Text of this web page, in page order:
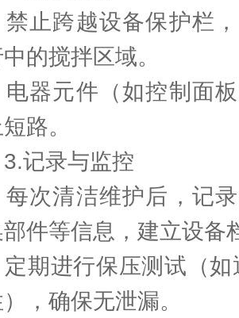
跨越设备保护栏，
的搅拌区域。
元件（如控制面板
路。
录与监控
清洁维护后，记录
件等信息，建立设备
进行保压测试（如
，确保无泄漏。